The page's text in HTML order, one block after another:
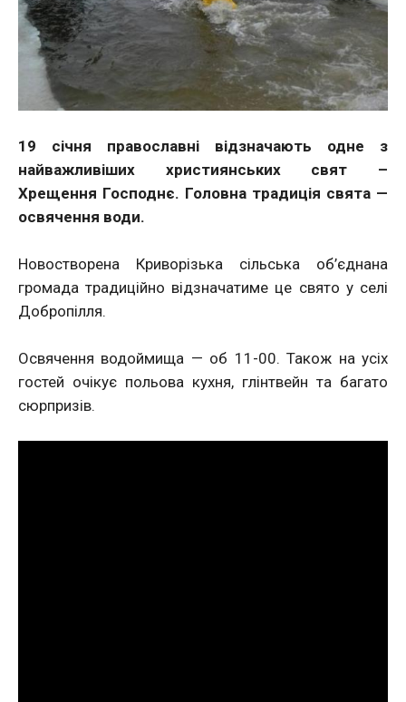
19 січня православні відзначають одне з
найважливіших християнських свят –
Хрещення Господнє. Головна традиція свята —
освячення води.
Новостворена Криворізька сільська об’єднана
громада традиційно відзначатиме це свято у селі
Добропілля.
Освячення водоймища — об 11-00. Також на усіх
гостей очікує польова кухня, глінтвейн та багато
сюрпризів.